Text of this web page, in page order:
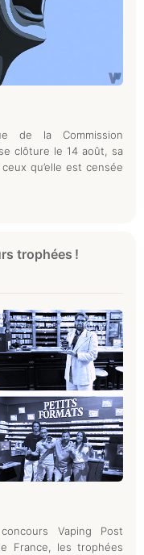
de la Commission
clôture le 14 août, sa
qu’elle est censée
trophées !
Vaping Post
France, les trophées